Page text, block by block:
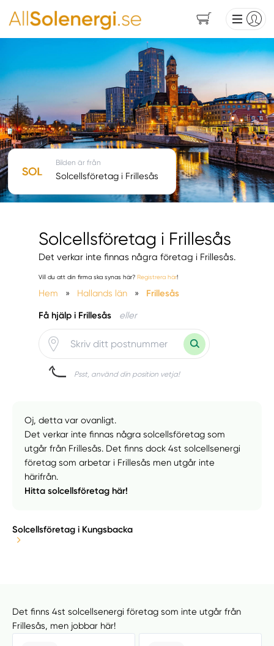
Solcellsföretag i Frillesås
Det verkar inte finnas några företag i Frillesås.
Vill du att din firma ska synas här? Registrera här!
Hem » Hallands län » Frillesås
Få hjälp i Frillesås eller
Psst, använd din position vetja!
Bilden är från
Solcellsföretag i Frillesås
Oj, detta var ovanligt.
Det verkar inte finnas några solcellsföretag som
utgår från Frillesås. Det finns dock 4st solcellsenergi
företag som arbetar i Frillesås men utgår inte
härifrån.
Hitta solcellsföretag här!
Solcellsföretag i Kungsbacka
Det finns 4st solcellsenergi företag som inte utgår från
Frillesås, men jobbar här!